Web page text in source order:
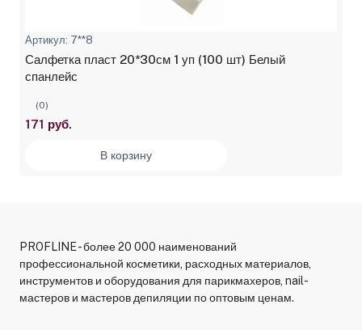
Артикул: 7**8
Салфетка пласт 20*30см 1 уп (100 шт) Белый
спанлейс
(0)
171 руб.
В корзину
PROFLINE - более 20 000 наименований
профессиональной косметики, расходных материалов,
инструментов и оборудования для парикмахеров, nail-
мастеров и мастеров депиляции по оптовым ценам.